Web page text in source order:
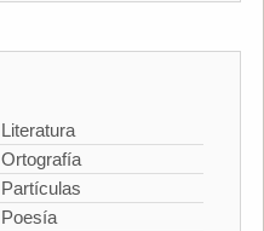
Literatura
Ortografía
Partículas
Poesía